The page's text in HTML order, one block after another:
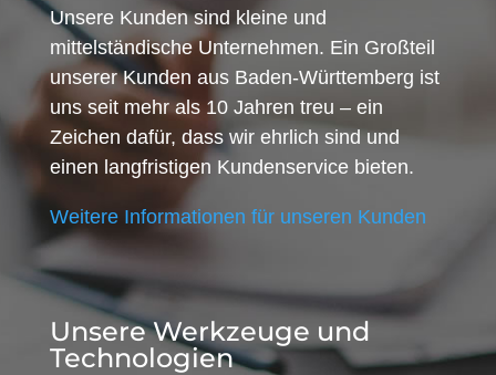
Unsere Kunden sind kleine und
mittelständische Unternehmen. Ein Großteil
unserer Kunden aus Baden-Württemberg ist
uns seit mehr als 10 Jahren treu – ein
Zeichen dafür, dass wir ehrlich sind und
einen langfristigen Kundenservice bieten.
Weitere Informationen für unseren Kunden
Unsere Werkzeuge und
Technologien